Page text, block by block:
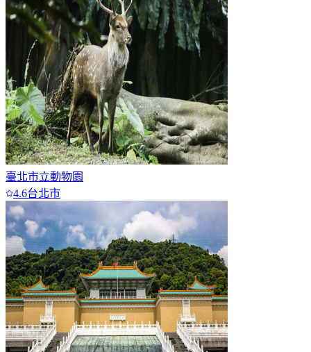
臺北市立動物園
4.6台北市